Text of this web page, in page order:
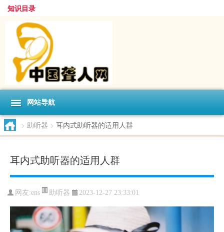
知识目录
网站导航
> 助听器 > 耳内式助听器的适用人群
耳内式助听器的适用人群
网友:ens 助听器 2023-12-27 23:33:01